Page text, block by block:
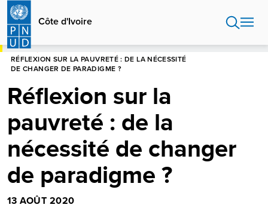
Aller
contenu
principal
Côte d'Ivoire
HOME
RÉFLEXION SUR LA PAUVRETÉ : DE LA NÉCESSITÉ
DE CHANGER DE PARADIGME ?
Réflexion sur la
pauvreté : de la
nécessité de changer
de paradigme ?
13 AOÛT 2020